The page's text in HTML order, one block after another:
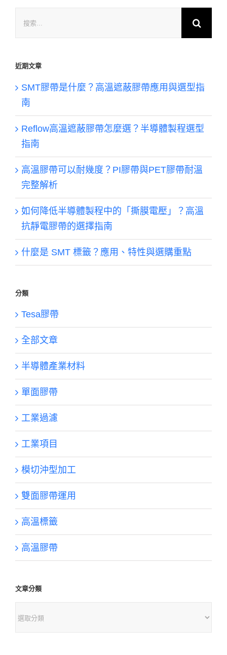
果：
近期文章
SMT膠帶是什麼？高溫遮蔽膠帶應用與選型指
南
Reflow高溫遮蔽膠帶怎麼選？半導體製程選型
指南
高溫膠帶可以耐幾度？PI膠帶與PET膠帶耐溫
完整解析
如何降低半導體製程中的「撕膜電壓」？高溫
抗靜電膠帶的選擇指南
什麼是 SMT 標籤？應用、特性與選購重點
分類
Tesa膠帶
全部文章
半導體產業材料
單面膠帶
工業過濾
工業項目
模切沖型加工
雙面膠帶運用
高溫標籤
高溫膠帶
文章分類
章